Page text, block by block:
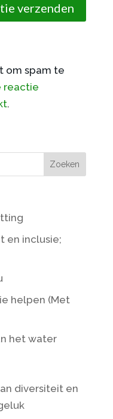
om spam te
reactie
.
en inclusie;
helpen (Met
het water
diversiteit en